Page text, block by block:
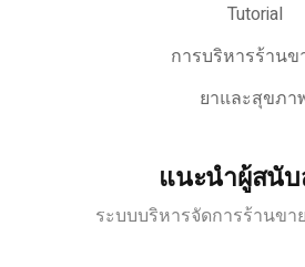
Tutorial
การบริหารร้านข
ยาและสุขภา
แนะนำผู้สนั
ระบบบริหารจัดการร้านขาย